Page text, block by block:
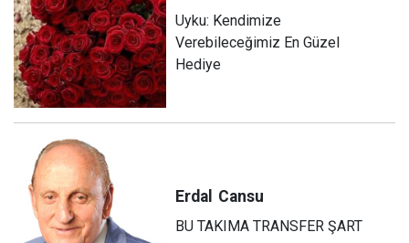
Uyku: Kendimize
Verebileceğimiz En Güzel
Hediye
Erdal Cansu
BU TAKIMA TRANSFER ŞART